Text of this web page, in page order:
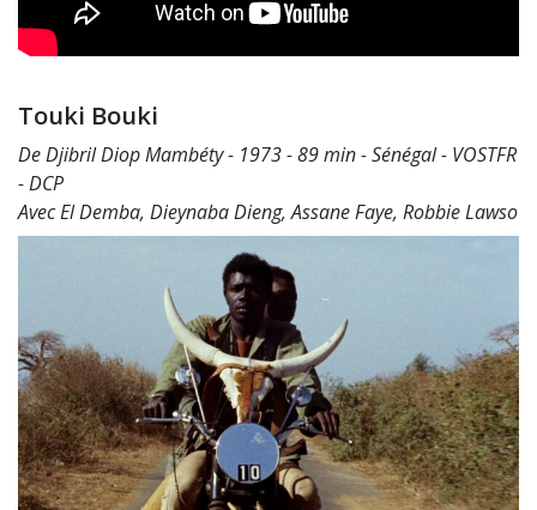
Touki Bouki
De Djibril Diop Mambéty - 1973 - 89 min - Sénégal - VOSTFR
- DCP
Avec El Demba, Dieynaba Dieng, Assane Faye, Robbie Lawso